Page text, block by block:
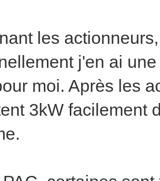
les
j'en ai
moi. Après les
3kW facilement